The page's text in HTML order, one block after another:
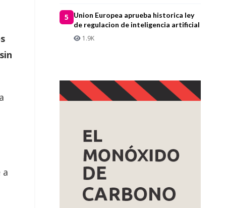
a
5
Union Europea aprueba historica ley
de regulacion de inteligencia artificial
1.9K